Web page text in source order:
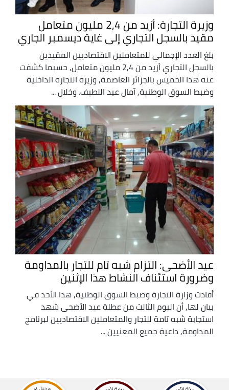
وزيرة التجارة: أزيد من 2,4 مليون متعامل
مقيد بالسجل التجاري إلى غاية ديسمبر الجاري
بلغ العدد الإجمالي للمتعاملين الاقتصاديين المقيدين
بالسجل التجاري أزيد من 2,4 مليون متعامل, حسبما كشفت
عنه هذا الخميس بالجزائر العاصمة, وزيرة التجارة الداخلية
وضبط السوق الوطنية, آمال عبد اللطيف. وخلال ...
عيد الأضحى: التزام شبه تام للتجار بالمداومة
وضرورة استئناف النشاط هذا الإثنين
أفادت وزارة التجارة وضبط السوق الوطنية, هذا الأحد في
بيان لها, أن اليوم الثالث من عطلة عيد الأضحى شهد
استجابة شبه تامة للتجار والمتعاملين الاقتصاديين لبرنامج
المداومة, داعية جميع المعنيين ...